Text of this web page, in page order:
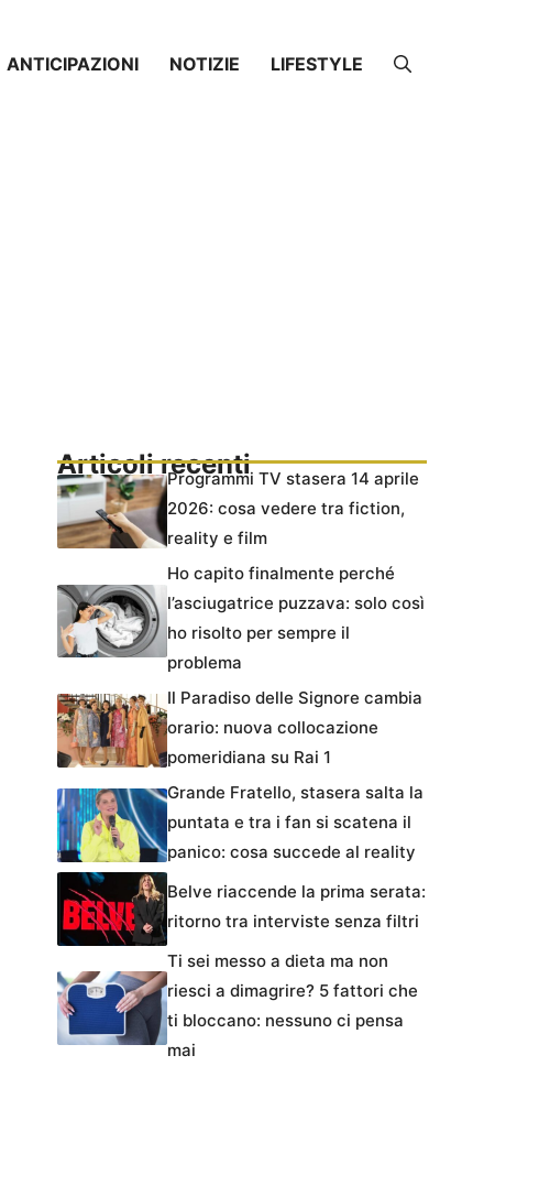
ANTICIPAZIONI NOTIZIE LIFESTYLE
Articoli recentiProgrammi TV stasera 14 aprile
2026: cosa vedere tra fiction,
reality e film
Ho capito finalmente perché
l’asciugatrice puzzava: solo così
ho risolto per sempre il
problema
Il Paradiso delle Signore cambia
orario: nuova collocazione
pomeridiana su Rai 1
Grande Fratello, stasera salta la
puntata e tra i fan si scatena il
panico: cosa succede al reality
Belve riaccende la prima serata:
ritorno tra interviste senza filtri
Ti sei messo a dieta ma non
riesci a dimagrire? 5 fattori che
ti bloccano: nessuno ci pensa
mai